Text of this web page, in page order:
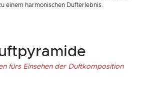
einem harmonischen Dufterlebnis.
fürs Einsehen der Duftkomposition